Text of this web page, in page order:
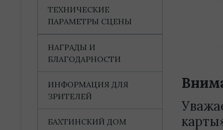
ТЕХНИЧЕСКИЕ
ПАРАМЕТРЫ СЦЕНЫ
НАГРАДЫ И
БЛАГОДАРНОСТИ
ИНФОРМАЦИЯ ДЛЯ
ЗРИТЕЛЕЙ
БАХТИНСКИЙ ДОМ